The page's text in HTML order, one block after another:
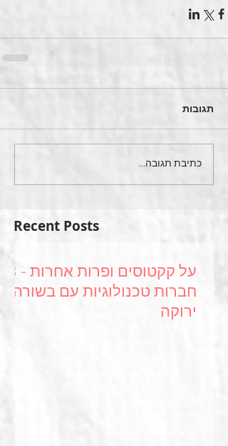
תגובות
כתיבת תגובה...
Recent Posts
על קקטוסים ופרות אחרות - 3
חברות טכנולוגיות עם בשורה
ירוקה